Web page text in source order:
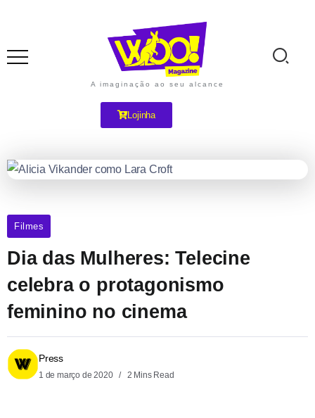
A imaginação ao seu alcance
Lojinha
Filmes
Dia das Mulheres: Telecine
celebra o protagonismo
feminino no cinema
Press
1 de março de 2020 2 Mins Read